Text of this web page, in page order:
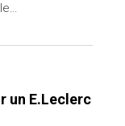
un E.Leclerc